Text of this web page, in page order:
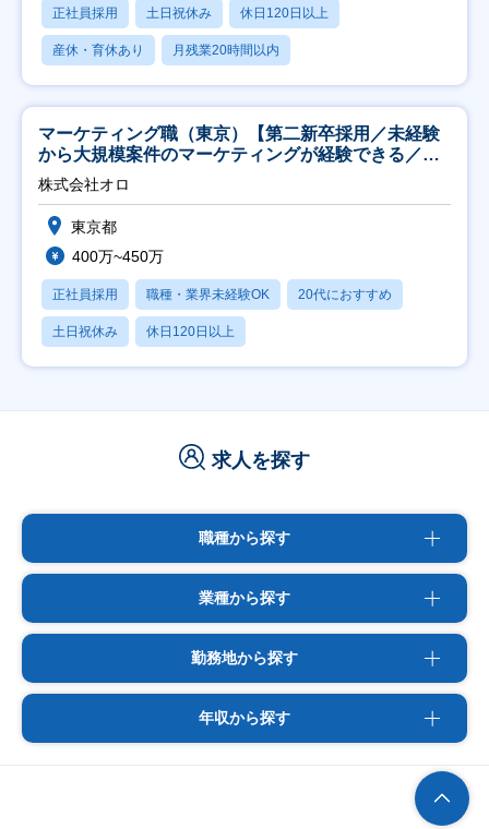
正社員採用 土日祝休み 休日120日以上
産休・育休あり 月残業20時間以内
マーケティング職（東京）【第二新卒採用／未経験
から大規模案件のマーケティングが経験できる／研
修充実】
株式会社オロ
東京都
400万~450万
正社員採用 職種・業界未経験OK 20代におすすめ
土日祝休み 休日120日以上
求人を探す
職種から探す
業種から探す
勤務地から探す
年収から探す